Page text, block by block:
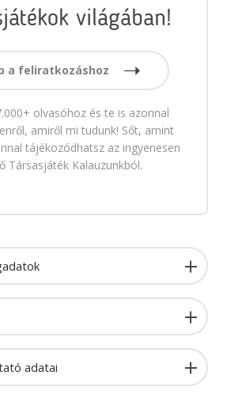
világában!
a feliratkozáshoz
olvasóhoz és te is azonnal
amiről mi tudunk! Sőt, amint
tájékozódhatsz az ingyenesen
Társasjáték Kalauzunkból.
adatai